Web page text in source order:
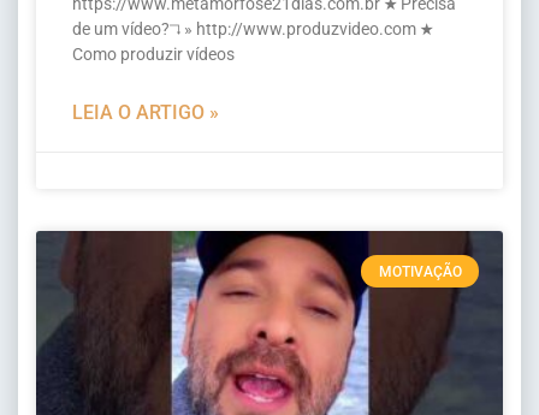
https://www.metamorfose21dias.com.br ★ Precisa
de um vídeo?↴ » http://www.produzvideo.com ★
Como produzir vídeos
LEIA O ARTIGO »
MOTIVAÇÃO